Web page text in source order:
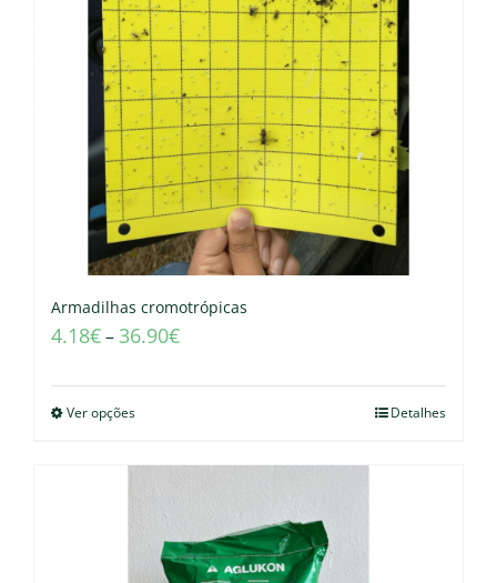
Armadilhas cromotrópicas
4.18€–36.90€
Ver opções Detalhes